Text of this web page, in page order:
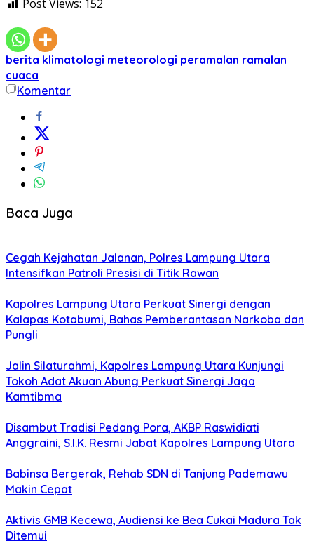
Post Views: 152
berita klimatologi meteorologi peramalan ramalan
cuaca
Komentar
Baca Juga
Cegah Kejahatan Jalanan, Polres Lampung Utara
Intensifkan Patroli Presisi di Titik Rawan
Kapolres Lampung Utara Perkuat Sinergi dengan
Kalapas Kotabumi, Bahas Pemberantasan Narkoba dan
Pungli
Jalin Silaturahmi, Kapolres Lampung Utara Kunjungi
Tokoh Adat Akuan Abung Perkuat Sinergi Jaga
Kamtibma
Disambut Tradisi Pedang Pora, AKBP Raswidiati
Anggraini, S.I.K. Resmi Jabat Kapolres Lampung Utara
Babinsa Bergerak, Rehab SDN di Tanjung Pademawu
Makin Cepat
Aktivis GMB Kecewa, Audiensi ke Bea Cukai Madura Tak
Ditemui